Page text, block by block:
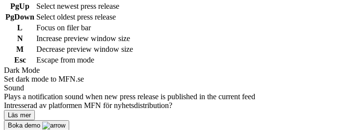
PgUp
Select newest press release
PgDown Select oldest press release
L
Focus on filer bar
N
Increase preview window size
M
Decrease preview window size
Esc
Escape from mode
Dark Mode
Set dark mode to MFN.se
Sound
Plays a notification sound when new press release is published in the current feed
Intresserad av platformen MFN för nyhetsdistribution?
Läs mer
Boka demo